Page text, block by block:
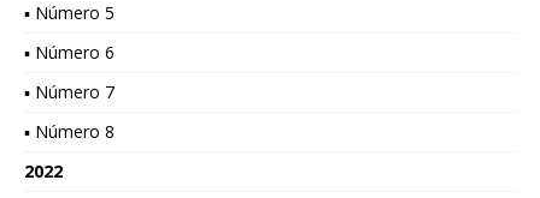
▪ Número 5
▪ Número 6
▪ Número 7
▪ Número 8
2022